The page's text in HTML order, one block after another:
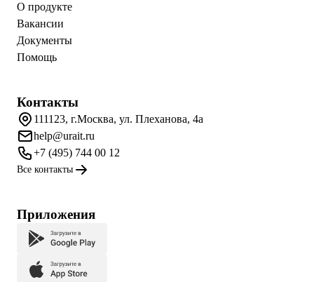
О продукте
Вакансии
Документы
Помощь
Контакты
111123, г.Москва, ул. Плеханова, 4а
help@urait.ru
+7 (495) 744 00 12
Все контакты
Приложения